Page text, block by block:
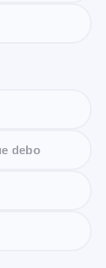
debo